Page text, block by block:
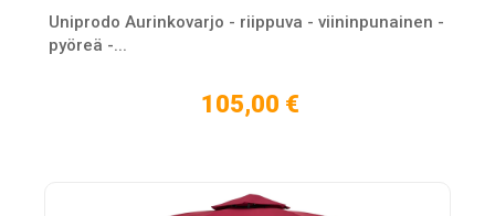
Uniprodo Aurinkovarjo - riippuva - viininpunainen -
pyöreä -...
105,00 €